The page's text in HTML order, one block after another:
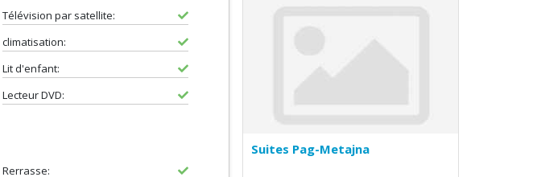
Télévision par satellite:
climatisation:
Lit d'enfant:
Lecteur DVD:
Rerrasse:
Suites Pag-Metajna